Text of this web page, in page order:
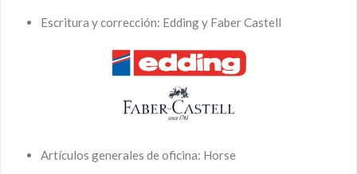
Escritura y corrección: Edding y Faber Castell
Artículos generales de oficina: Horse